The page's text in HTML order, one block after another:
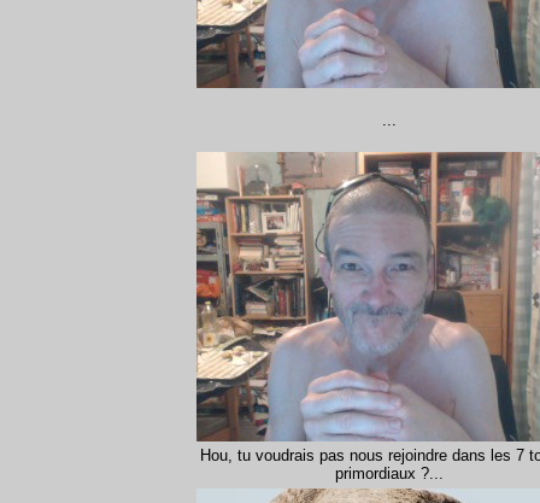
...
Hou, tu voudrais pas nous rejoindre dans les 7
primordiaux ?...